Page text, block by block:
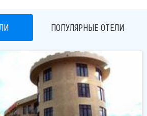
заселения -14:00 дня.
оплачиваются полные сутки,
утра оплачивается 50% от
ранний заезд.
и до 21:00 вечера оплачивается
за поздний выезд.
ПОПУЛЯРНЫЕ ОТЕЛИ